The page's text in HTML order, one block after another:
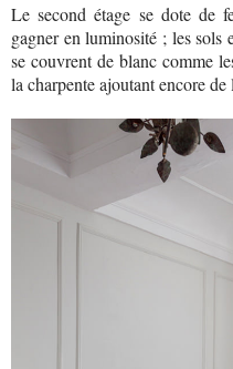
Le second étage se dote de
gagner en luminosité ; les sols
se couvrent de blanc comme
la charpente ajoutant encore de